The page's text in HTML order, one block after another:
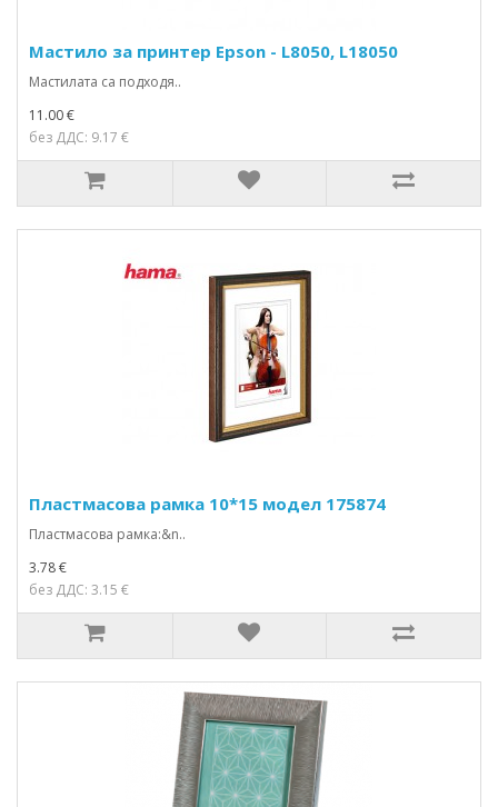
Мастило за принтер Epson - L8050, L18050
Мастилата са подходя..
11.00 €
без ДДС: 9.17 €
Пластмасова рамка 10*15 модел 175874
Пластмасова рамка:&n..
3.78 €
без ДДС: 3.15 €